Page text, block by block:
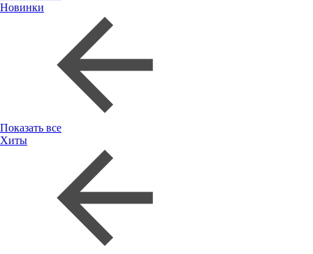
Новинки
Показать все
Хиты